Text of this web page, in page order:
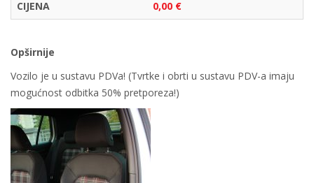
CIJENA
0,00 €
Opširnije
Vozilo je u sustavu PDVa! (Tvrtke i obrti u sustavu PDV-a imaju
mogućnost odbitka 50% pretporeza!)